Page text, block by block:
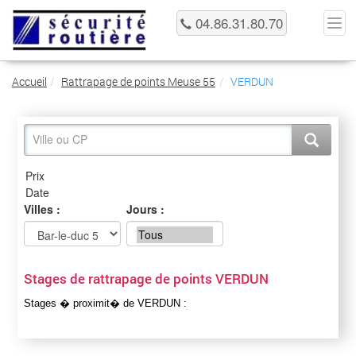
04.86.31.80.70
Accueil Rattrapage de points Meuse 55 VERDUN
Villes : Jours :
Stages de rattrapage de points VERDUN
Stages � proximit� de VERDUN :